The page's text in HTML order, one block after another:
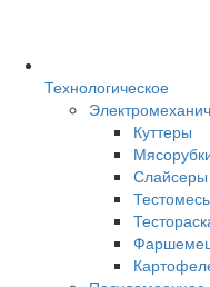
Технологическое
Куттеры
Слайсеры